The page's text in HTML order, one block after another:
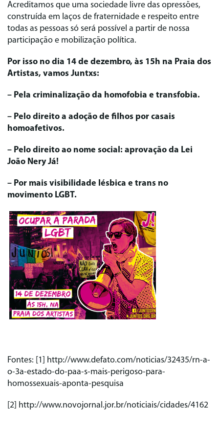
Acreditamos que uma sociedade livre das opressões,
construída em laços de fraternidade e respeito entre
todas as pessoas só será possível a partir de nossa
participação e mobilização política.
Por isso no dia 14 de dezembro, às 15h na Praia dos
Artistas, vamos Juntxs:
– Pela criminalização da homofobia e transfobia.
– Pelo direito a adoção de filhos por casais
homoafetivos.
– Pelo direito ao nome social: aprovação da Lei
João Nery Já!
– Por mais visibilidade lésbica e trans no
movimento LGBT.
Fontes: [1] http://www.defato.com/noticias/32435/rn-a-
o-3a-estado-do-paa-s-mais-perigoso-para-
homossexuais-aponta-pesquisa
[2] http://www.novojornal.jor.br/noticiais/cidades/4162